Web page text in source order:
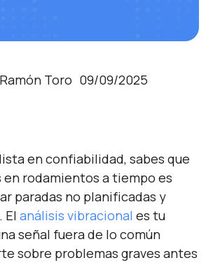
Ramón Toro 09/09/2025
en confiabilidad, sabes que
rodamientos a tiempo es
paradas no planificadas y
. El análisis vibracional es tu
señal fuera de lo común
sobre problemas graves antes